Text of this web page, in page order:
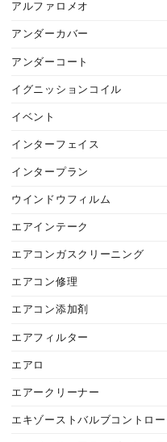
アルファロメオ
アンダーカバー
アンダーコート
イグニッションコイル
イベント
インターフェイス
インタープラン
ウインドウフィルム
エアインテーク
エアコンガスクリーニング
エアコン修理
エアコン添加剤
エアフィルター
エアロ
エアークリーナー
エキゾーストバルブコントロー